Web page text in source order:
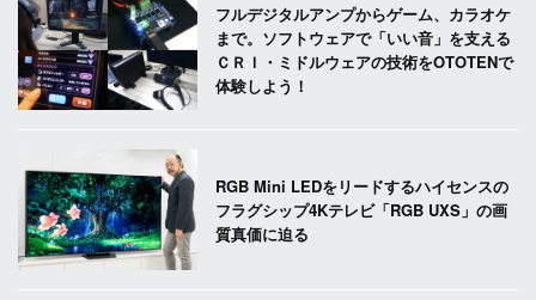
フルデジタルアンプからゲーム、カラオケ
まで。ソフトウェアで「いい音」を支える
ＣＲＩ・ミドルウェアの技術をOTOTENで
体験しよう！
RGB Mini LEDをリードするハイセンスの
フラグシップ4Kテレビ「RGB UXS」の画
質真価に迫る